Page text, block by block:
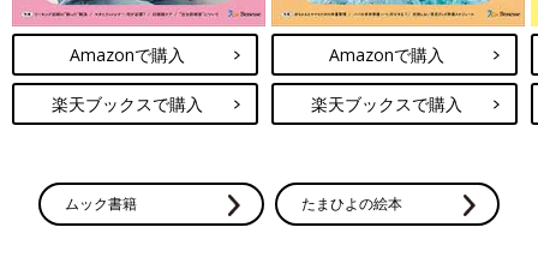
Amazonで購入
楽天ブックスで購入
Amazonで購入
楽天ブックスで購入
ムック書籍 たまひよの絵本